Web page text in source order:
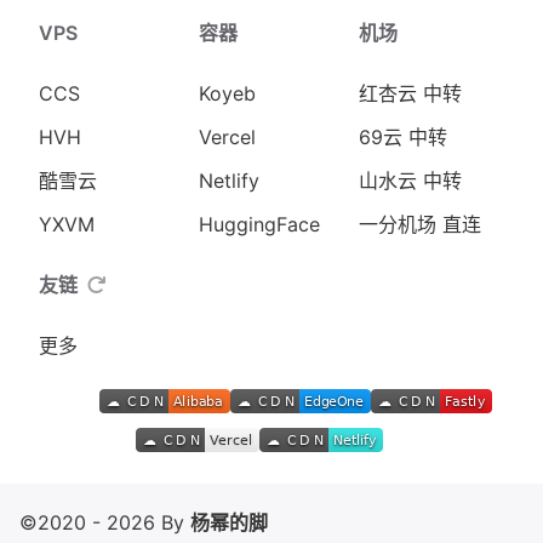
VPS
CCS
HVH
酷雪云
YXVM
容器
Koyeb
Vercel
Netlify
HuggingFace
机场
红杏云 中转
69云 中转
山水云 中转
一分机场 直连
友链
更多
©2020 - 2026 By 杨幂的脚